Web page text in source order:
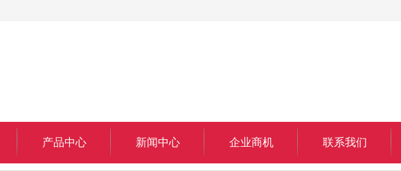
产品中心 新闻中心 企业商机 联系我们